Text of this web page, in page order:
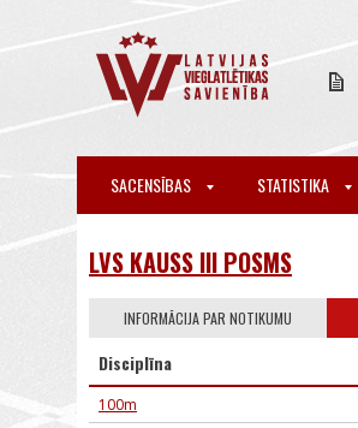
SACENSĪBAS STATISTIKA
LVS KAUSS III POSMS
INFORMĀCIJA PAR NOTIKUMU
Disciplīna
100m